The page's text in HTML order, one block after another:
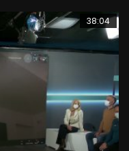
38:04